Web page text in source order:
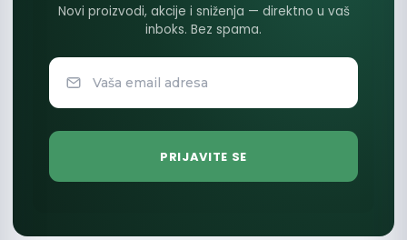
Novi proizvodi, akcije i sniženja — direktno u vaš
inboks. Bez spama.